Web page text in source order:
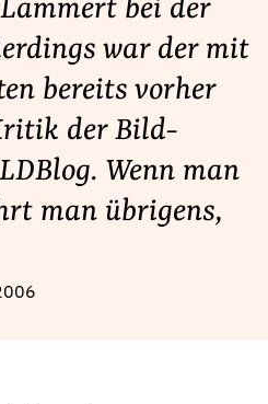
bei der
war der mit
bereits vorher
der Bild-
Wenn man
man übrigens,